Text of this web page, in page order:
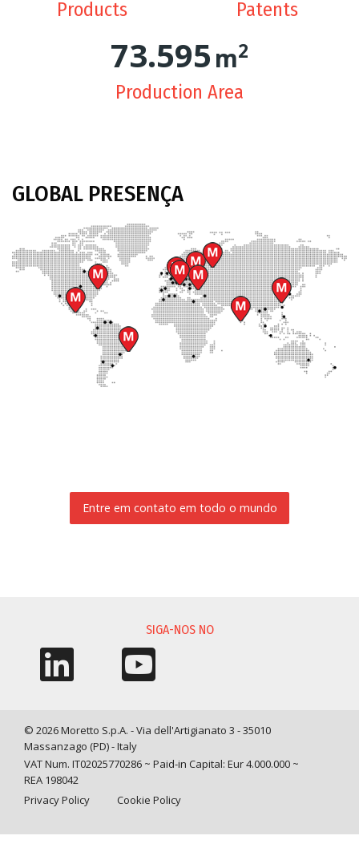
Products Patents
74.362m2
Production Area
GLOBAL PRESENÇA
Entre em contato em todo o mundo
SIGA-NOS NO
© 2026 Moretto S.p.A. - Via dell'Artigianato 3 - 35010
Massanzago (PD) - Italy
VAT Num. IT02025770286 ~ Paid-in Capital: Eur 4.000.000 ~
REA 198042
Privacy Policy
Cookie Policy